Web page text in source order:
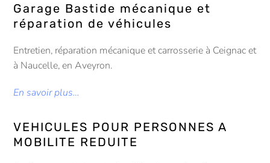
Garage Bastide mécanique et
réparation de véhicules
Entretien, réparation mécanique et carrosserie à Ceignac et
à Naucelle, en Aveyron.
En savoir plus…
VEHICULES POUR PERSONNES A
MOBILITE REDUITE